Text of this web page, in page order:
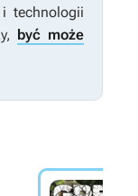
technologii
być może